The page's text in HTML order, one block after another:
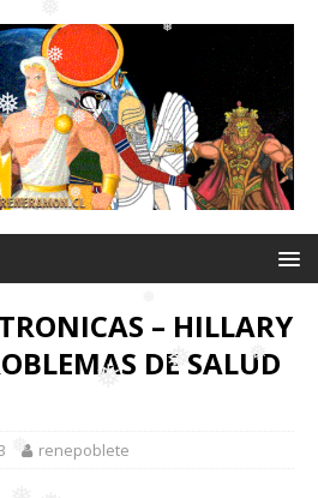
❅
❅
❅
❅
❅
❅
❅
– HILLARY
DE SALUD
renepoblete